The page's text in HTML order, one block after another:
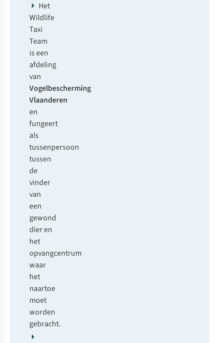
Het
Wildlife
Taxi
Team
is een
afdeling
van
Vogelbescherming
Vlaanderen
en
fungeert
als
tussenpersoon
tussen
de
vinder
van
een
gewond
dier en
het
opvangcentrum
waar
het
naartoe
moet
worden
gebracht.